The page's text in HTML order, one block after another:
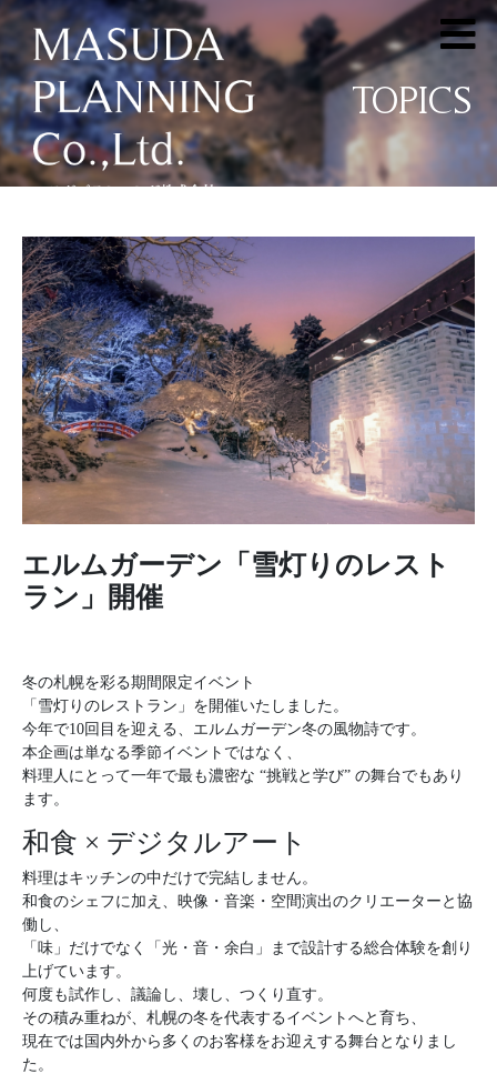
TOPICS
エルムガーデン「雪灯りのレスト
ラン」開催
冬の札幌を彩る期間限定イベント
「雪灯りのレストラン」を開催いたしました。
今年で10回目を迎える、エルムガーデン冬の風物詩です。
本企画は単なる季節イベントではなく、
料理人にとって一年で最も濃密な “挑戦と学び” の舞台でもあり
ます。
和食 × デジタルアート
料理はキッチンの中だけで完結しません。
和食のシェフに加え、映像・音楽・空間演出のクリエーターと協
働し、
「味」だけでなく「光・音・余白」まで設計する総合体験を創り
上げています。
何度も試作し、議論し、壊し、つくり直す。
その積み重ねが、札幌の冬を代表するイベントへと育ち、
現在では国内外から多くのお客様をお迎えする舞台となりまし
た。